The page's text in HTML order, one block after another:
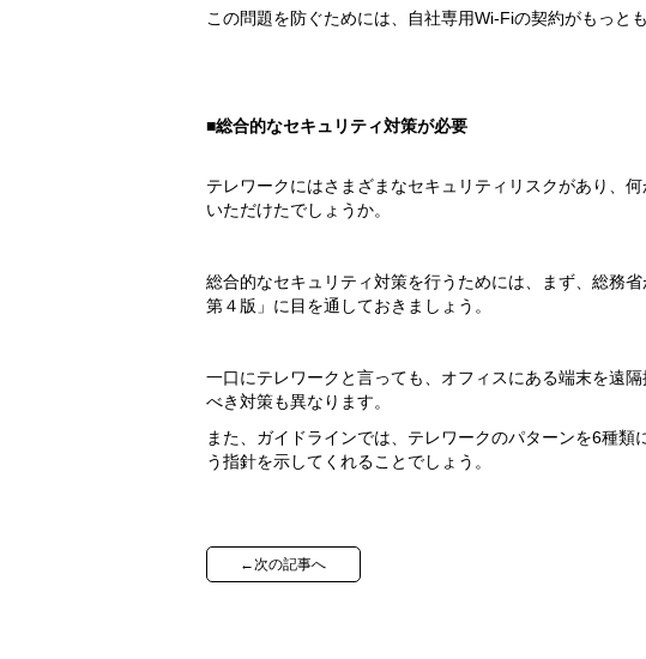
この問題を防ぐためには、自社専用Wi-Fiの契約がもっと
■総合的なセキュリティ対策が必要
テレワークにはさまざまなセキュリティリスクがあり、
いただけたでしょうか。
総合的なセキュリティ対策を行うためには、まず、総務
第４版」に目を通しておきましょう。
一口にテレワークと言っても、オフィスにある端末を遠
べき対策も異なります。
また、ガイドラインでは、テレワークのパターンを6種
う指針を示してくれることでしょう。
←次の記事へ